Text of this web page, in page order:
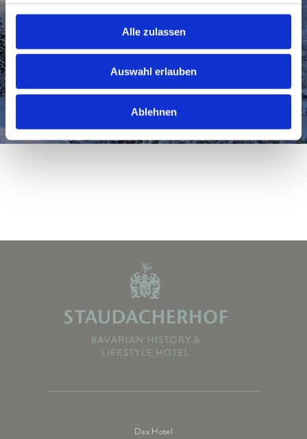
Alle zulassen
Auswahl erlauben
Ablehnen
WINTERFREUDEN
Aktiv & gemütlich
Das Hotel